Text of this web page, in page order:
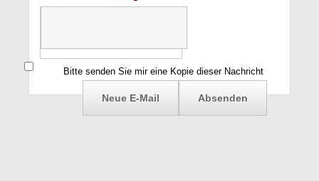
Bitte senden Sie mir eine Kopie dieser Nachricht